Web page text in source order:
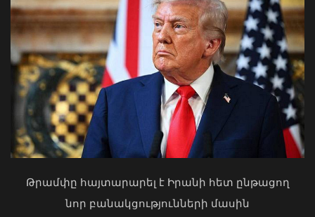
ընկերության «ԱԲ գործարանը»
08 Օգոստոս, 2026 15:13
«Ուժեղ Հայաստան»-ը դեմ է
քվեարկելու ԱԺ նախագահի
պաշտոնում Ռուբեն Ռուբինյանի
թեկնածությանը
03 Օգոստոս, 2026 13:13
Թրամփը հայտարարել է Իրանի հետ ընթացող
նոր բանակցությունների մասին